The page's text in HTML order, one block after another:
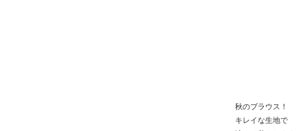
秋のブラウス！
キレイな生地で